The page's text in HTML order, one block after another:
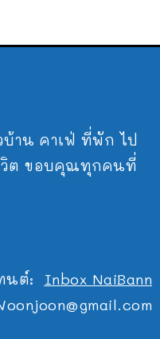
บ้าน คาเฟ่ ที่พัก ไป
วิต ขอบคุณทุกคนที่
นต์: Inbox NaiBann